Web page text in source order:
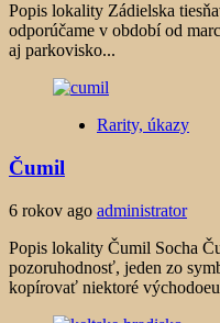
Popis lokality Zádielska
odporúčame v období od
aj parkovisko...
Rarity, úkazy
Čumil
6 rokov ago administrator
Popis lokality Čumil Socha
pozoruhodnosť, jeden zo
kopírovať niektoré